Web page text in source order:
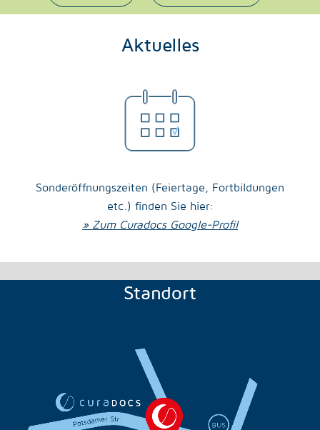
Aktuelles
Sonderöffnungszeiten (Feiertage, Fortbildungen
etc.) finden Sie hier:
» Zum Curadocs Google-Profil
Standort